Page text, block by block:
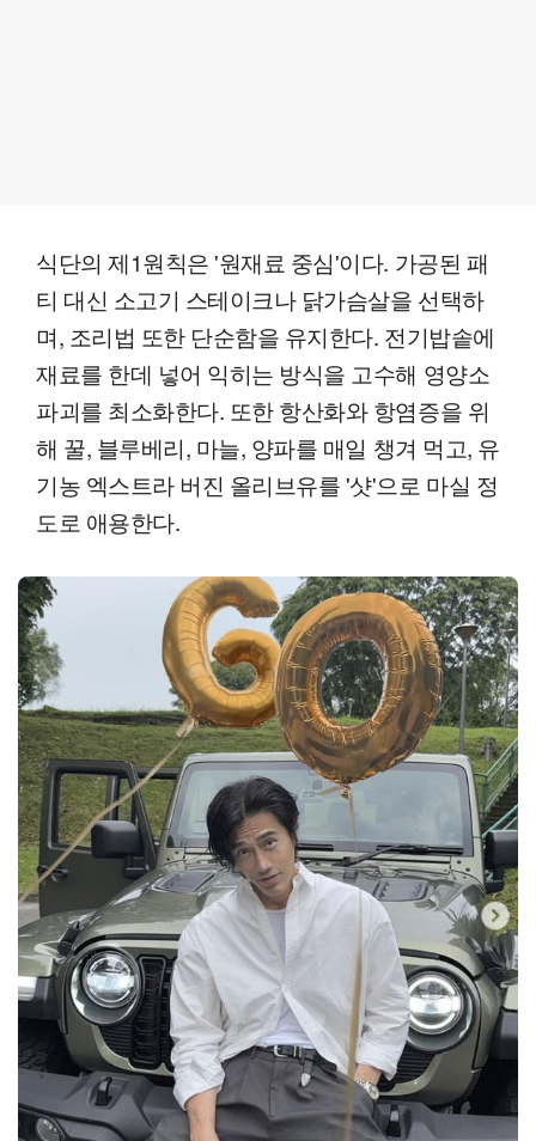
식단의 제1원칙은 '원재료 중심'이다. 가공된 패
티 대신 소고기 스테이크나 닭가슴살을 선택하
며, 조리법 또한 단순함을 유지한다. 전기밥솥에
재료를 한데 넣어 익히는 방식을 고수해 영양소
파괴를 최소화한다. 또한 항산화와 항염증을 위
해 꿀, 블루베리, 마늘, 양파를 매일 챙겨 먹고, 유
기농 엑스트라 버진 올리브유를 '샷'으로 마실 정
도로 애용한다.